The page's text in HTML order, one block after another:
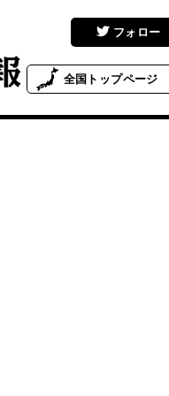
フォロー
全国 トップページ